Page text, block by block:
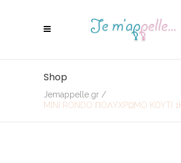
Shop
Jemappelle.gr /
MINI RONDO ΠOΛYXPΩMO KOYTI